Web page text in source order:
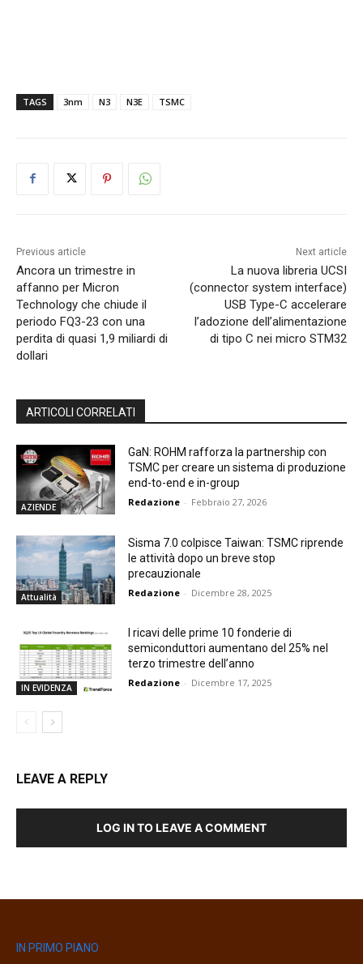
TAGS 3nm N3 N3E TSMC
Previous article
Ancora un trimestre in
affanno per Micron
Technology che chiude il
periodo FQ3-23 con una
perdita di quasi 1,9 miliardi di
dollari
Next article
La nuova libreria UCSI
(connector system interface)
USB Type-C accelerare
l’adozione dell’alimentazione
di tipo C nei micro STM32
ARTICOLI CORRELATI
AZIENDE
GaN: ROHM rafforza la partnership con
TSMC per creare un sistema di produzione
end-to-end e in-group
Redazione - Febbraio 27, 2026
Attualità
Sisma 7.0 colpisce Taiwan: TSMC riprende
le attività dopo un breve stop
precauzionale
Redazione - Dicembre 28, 2025
IN EVIDENZA
I ricavi delle prime 10 fonderie di
semiconduttori aumentano del 25% nel
terzo trimestre dell’anno
Redazione - Dicembre 17, 2025
LEAVE A REPLY
LOG IN TO LEAVE A COMMENT
IN PRIMO PIANO